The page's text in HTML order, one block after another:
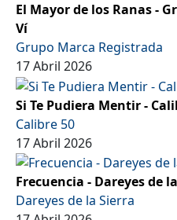
El Mayor de los Ranas -
Ví
Grupo Marca Registrada
17 Abril 2026
Si Te Pudiera Mentir -
Calibre 50
17 Abril 2026
Frecuencia - Dareyes de
Dareyes de la Sierra